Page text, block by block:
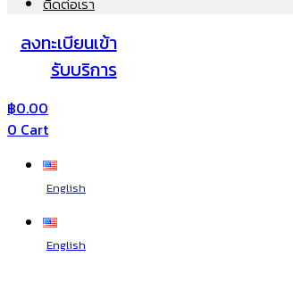
ลงทะเบียนเข้า
รับบริการ
฿0.00
0 Cart
English
English